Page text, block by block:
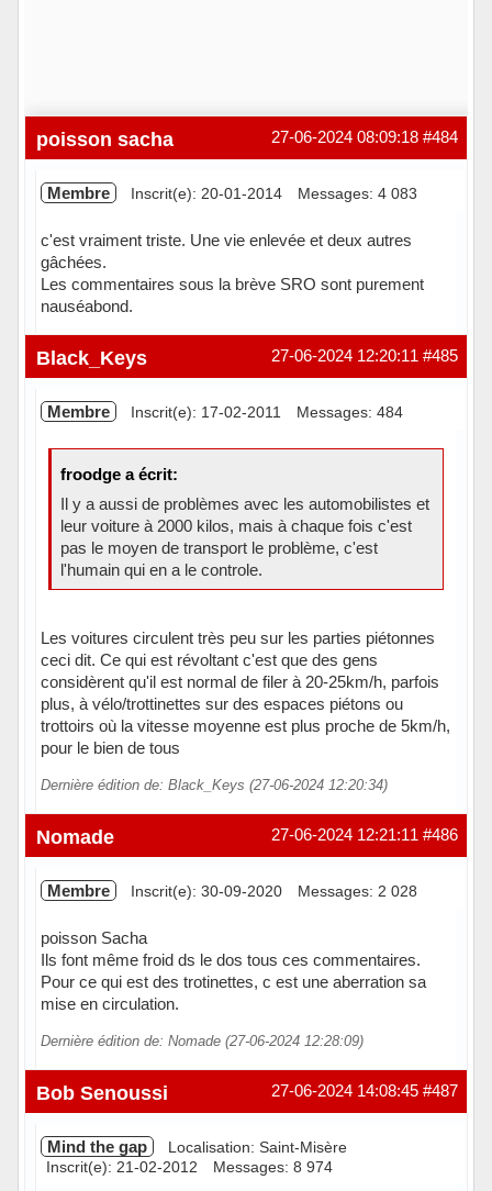
#484
27-06-2024 08:09:18
poisson sacha
Membre Inscrit(e): 20-01-2014 Messages: 4 083
c'est vraiment triste. Une vie enlevée et deux autres
gâchées.
Les commentaires sous la brève SRO sont purement
nauséabond.
En ligne #485
27-06-2024 12:20:11
Black_Keys
Membre Inscrit(e): 17-02-2011 Messages: 484
froodge a écrit:
Il y a aussi de problèmes avec les automobilistes et
leur voiture à 2000 kilos, mais à chaque fois c'est
pas le moyen de transport le problème, c'est
l'humain qui en a le controle.
Les voitures circulent très peu sur les parties piétonnes
ceci dit. Ce qui est révoltant c'est que des gens
considèrent qu'il est normal de filer à 20-25km/h, parfois
plus, à vélo/trottinettes sur des espaces piétons ou
trottoirs où la vitesse moyenne est plus proche de 5km/h,
pour le bien de tous
Dernière édition de: Black_Keys (27-06-2024 12:20:34)
Hors ligne #486
27-06-2024 12:21:11
Nomade
Membre Inscrit(e): 30-09-2020 Messages: 2 028
poisson Sacha
Ils font même froid ds le dos tous ces commentaires.
Pour ce qui est des trotinettes, c est une aberration sa
mise en circulation.
Dernière édition de: Nomade (27-06-2024 12:28:09)
Hors ligne #487
27-06-2024 14:08:45
Bob Senoussi
Mind the gap
Localisation: Saint-Misère
Inscrit(e): 21-02-2012
Messages: 8 974